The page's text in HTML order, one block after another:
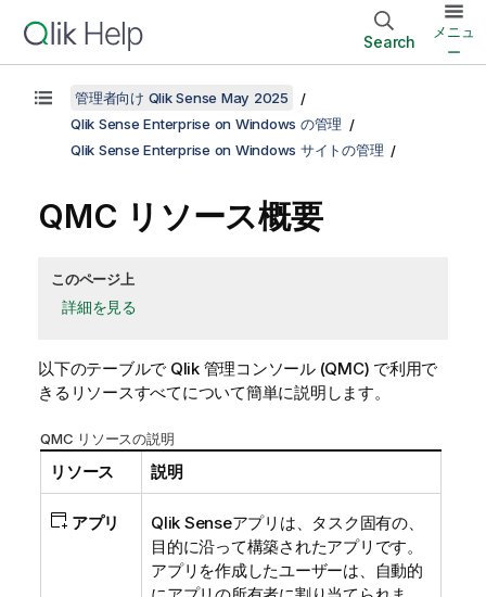
Search
メニュ
ー
管理者向け Qlik Sense May 2025
Qlik Sense Enterprise on Windows の管理
Qlik Sense Enterprise on Windows サイトの管理
QMC リソース概要
このページ上
詳細を見る
以下のテーブルで Qlik 管理コンソール(QMC) で利用で
きるリソースすべてについて簡単に説明します。
QMC リソースの説明
リソース 説明
アプリ Qlik Senseアプリは、タスク固有の、
目的に沿って構築されたアプリです。
アプリを作成したユーザーは、自動的